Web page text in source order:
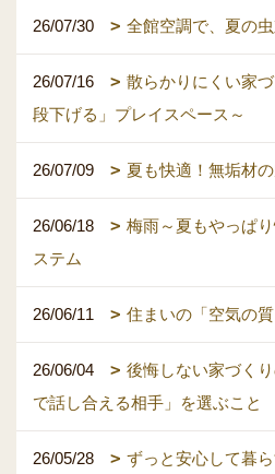
26/07/30 全館空調で、夏の虫
26/07/16
散らかりにくい家
段下げる」プレイスペース～
26/07/09 夏も快適！無垢材
26/06/18
梅雨～夏もやっぱ
ステム
26/06/11 住まいの「空気の
26/06/04
後悔しない家づく
で話し合える相手」を選ぶこと
26/05/28
ずっと安心して暮